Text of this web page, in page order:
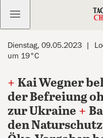
Kostenlos anmelden
Dienstag, 09.05.2023
um 19°C
+ Kai Wegner
der Befreiung
zur Ukraine +
den